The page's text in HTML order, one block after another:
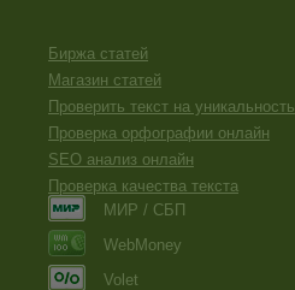
Биржа статей
Магазин статей
Проверить текст на уникальность
Проверка орфографии онлайн
SEO анализ онлайн
Проверка качества текста
МИР / СБП
WebMoney
Volet